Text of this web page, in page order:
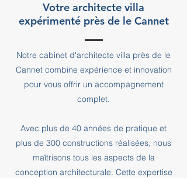
Votre architecte villa
expérimenté près de le Cannet
Notre cabinet d'architecte villa près de le
Cannet combine expérience et innovation
pour vous offrir un accompagnement
complet.
Avec plus de 40 années de pratique et
plus de 300 constructions réalisées, nous
maîtrisons tous les aspects de la
conception architecturale. Cette expertise